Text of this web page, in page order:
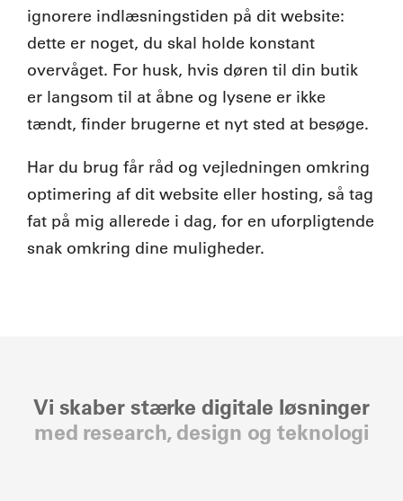
ignorere indlæsningstiden på dit website:
dette er noget, du skal holde konstant
overvåget. For husk, hvis døren til din butik
er langsom til at åbne og lysene er ikke
tændt, finder brugerne et nyt sted at besøge.
Har du brug får råd og vejledningen omkring
optimering af dit website eller hosting, så tag
fat på mig allerede i dag, for en uforpligtende
snak omkring dine muligheder.
Vi skaber stærke digitale løsninger
med research, design og teknologi